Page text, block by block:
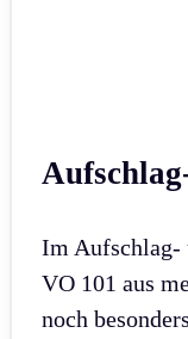
Im Aufschlag-
VO 101 aus
noch